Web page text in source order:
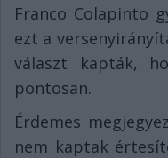
Franco Colapinto
ezt a
választ kapták,
pontosan.
Érdemes
nem kaptak